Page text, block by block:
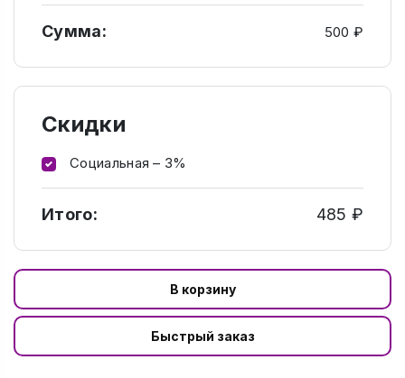
Сумма: 500 ₽
Скидки
Социальная – 3%
Итого: 485 ₽
В корзину
Быстрый заказ